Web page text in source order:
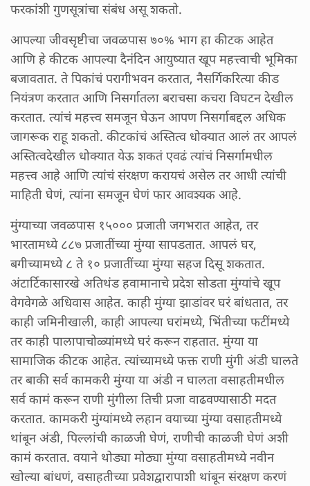
फरकांशी गुणसूत्रांचा संबंध असू शकतो.
आपल्या जीवसृष्टीचा जवळपास ७०% भाग हा कीटक आहेत
आणि हे कीटक आपल्या दैनंदिन आयुष्यात खूप महत्त्वाची भूमिका
बजावतात. ते पिकांचं परागीभवन करतात, नैसर्गिकरित्या कीड
नियंत्रण करतात आणि निसर्गातला बराचसा कचरा विघटन देखील
करतात. त्यांचं महत्त्व समजून घेऊन आपण निसर्गाबद्दल अधिक
जागरूक राहू शकतो. कीटकांचं अस्तित्व धोक्यात आलं तर आपलं
अस्तित्वदेखील धोक्यात येऊ शकतं एवढं त्यांचं निसर्गामधील
महत्त्व आहे आणि त्यांचं संरक्षण करायचं असेल तर आधी त्यांची
माहिती घेणं, त्यांना समजून घेणं फार आवश्यक आहे.
मुंग्याच्या जवळपास १५००० प्रजाती जगभरात आहेत, तर
भारतामध्ये ८८७ प्रजातींच्या मुंग्या सापडतात. आपलं घर,
बगीच्यामध्ये ८ ते १० प्रजातींच्या मुंग्या सहज दिसू शकतात.
अंटार्टिकासारखे अतिथंड हवामानाचे प्रदेश सोडता मुंग्यांचे खूप
वेगवेगळे अधिवास आहेत. काही मुंग्या झाडांवर घरं बांधतात, तर
काही जमिनीखाली, काही आपल्या घरांमध्ये, भिंतीच्या फटींमध्ये
तर काही पालापाचोळ्यांमध्ये घरं करून राहतात. मुंग्या या
सामाजिक कीटक आहेत. त्यांच्यामध्ये फक्त राणी मुंगी अंडी घालते
तर बाकी सर्व कामकरी मुंग्या या अंडी न घालता वसाहतीमधील
सर्व कामं करून राणी मुंगीला तिची प्रजा वाढवण्यासाठी मदत
करतात. कामकरी मुंग्यांमध्ये लहान वयाच्या मुंग्या वसाहतीमध्ये
थांबून अंडी, पिल्लांची काळजी घेणं, राणीची काळजी घेणं अशी
कामं करतात. वयाने थोड्या मोठ्या मुंग्या वसाहतीमध्ये नवीन
खोल्या बांधणं, वसाहतीच्या प्रवेशद्वारापाशी थांबून संरक्षण करणं